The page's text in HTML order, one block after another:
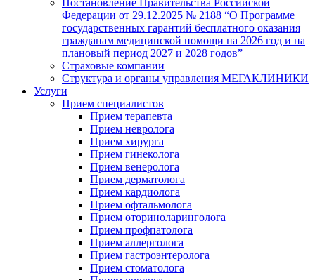
Постановление Правительства Российской
Федерации от 29.12.2025 № 2188 “О Программе
государственных гарантий бесплатного оказания
гражданам медицинской помощи на 2026 год и на
плановый период 2027 и 2028 годов”
Страховые компании
Структура и органы управления МЕГАКЛИНИКИ
Услуги
Прием специалистов
Прием терапевта
Прием невролога
Прием хирурга
Прием гинеколога
Прием венеролога
Прием дерматолога
Прием кардиолога
Прием офтальмолога
Прием оториноларинголога
Прием профпатолога
Прием аллерголога
Прием гастроэнтеролога
Прием стоматолога